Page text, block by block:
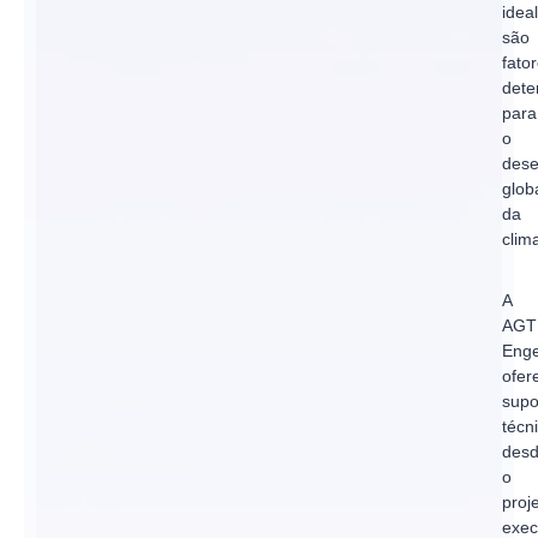
ideal
são
para
o
da
A
AGT
o